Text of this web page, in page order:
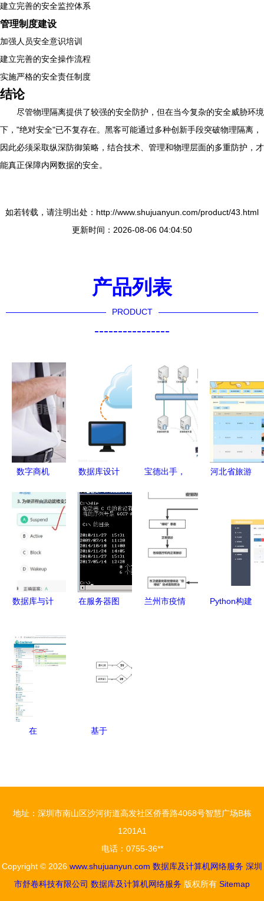
建立完善的安全监控体系
管理制度建设
加强人员安全意识培训
建立完善的安全操作流程
实施严格的安全责任制度
结论
尽管物理隔离提供了较强的安全防护，但在当今复杂的安全威胁环境
下，"绝对安全"已不复存在。黑客可能通过多种创新手段突破物理隔离，
因此必须采取纵深防御策略，结合技术、管理和物理层面的多重防护，才
能真正保障内网数据的安全。
如若转载，请注明出处：http://www.shujuanyun.com/product/43.html
更新时间：2026-08-06 04:04:50
产品列表
PRODUCT
----------------
数字商机
后的复合形
象与网络服
数据库设计
计算机网络
服务中的核
心作用与优
化策略
宝德出手，
险！——解
读高效数据
库与计算机
网络服务的
双保险
河北省旅游
Java SSM
框架的毕业
设计项目解
数据库与计
务刷题笔记
精要
在服务器图
详细指南
兰州市疫情
Python构建
在
数据库与计
基于
——一站式
多语言技术
解决方案
地址：深圳市南山区沙河街道高发社区侨香路4068号智慧广场B栋
1201A1
电话：0755-36**
Copyright © 2026 www.shujuanyun.com 数据库及计算机网络服务 深圳
市舒卷科技有限公司 数据库及计算机网络服务 版权所有 Sitemap